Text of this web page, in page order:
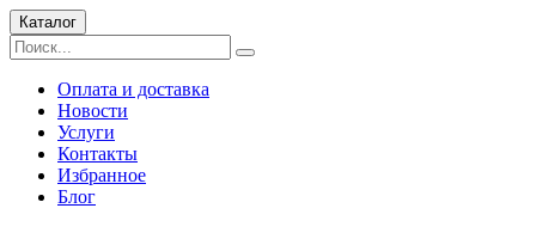
Каталог
Оплата и доставка
Новости
Услуги
Контакты
Избранное
Блог